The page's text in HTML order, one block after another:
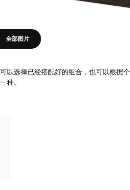
全部图片
以选择已经搭配好的组合，也可以根据
种。